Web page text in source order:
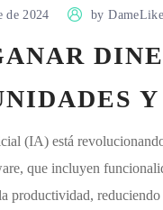
de 2024 byDameLike
(IA) está
que incluyen
productividad, reduciendo